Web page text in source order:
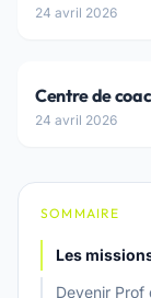
24 avril 2026
Centre de
24 avril 2026
SOMMAIRE
Les
Devenir Prof